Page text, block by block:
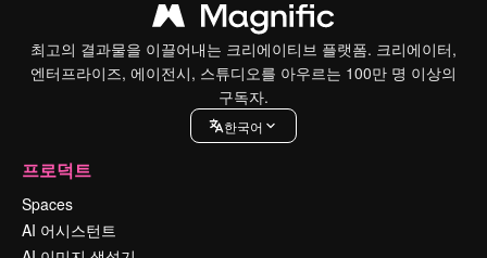
최고의 결과물을 이끌어내는 크리에이티브 플랫폼. 크리에이터,
엔터프라이즈, 에이전시, 스튜디오를 아우르는 100만 명 이상의
구독자.
한국어
프로덕트
Spaces
AI 어시스턴트